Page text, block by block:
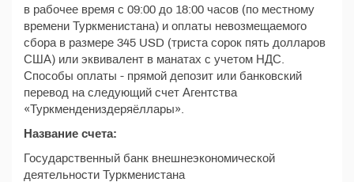
в рабочее время с 09:00 до 18:00 часов (по местному
времени Туркменистана) и оплаты невозмещаемого
сбора в размере 345 USD (триста сорок пять долларов
США) или эквивалент в манатах с учетом НДС.
Способы оплаты - прямой депозит или банковский
перевод на следующий счет Агентства
«Туркмендениздеряёллары».
Название счета:
Государственный банк внешнеэкономической
деятельности Туркменистана